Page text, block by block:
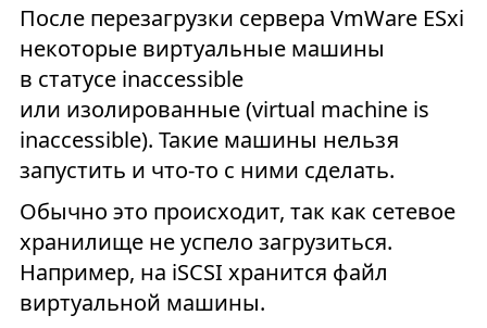
После перезагрузки сервера VmWare ESxi
некоторые виртуальные машины
в статусе inaccessible
или изолированные (virtual machine is
inaccessible). Такие машины нельзя
запустить и что-то с ними сделать.
Обычно это происходит, так как сетевое
хранилище не успело загрузиться.
Например, на iSCSI хранится файл
виртуальной машины.